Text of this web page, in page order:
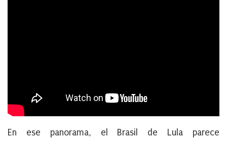
En ese panorama, el Brasil de Lula parece